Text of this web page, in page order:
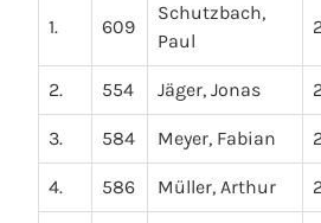
1. 609
Schutzbach,
Paul
2. 554 Jäger, Jonas
3. 584 Meyer, Fabian
4. 586 Müller, Arthur